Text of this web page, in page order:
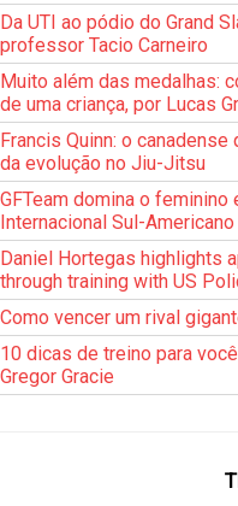
Da UTI ao pódio do Grand
professor Tacio Carneiro
Muito além das medalhas:
de uma criança, por Lucas
Francis Quinn: o
da evolução no Jiu-Jitsu
GFTeam domina o
Internacional Sul-
Daniel Hortegas highlights
through training with US
Como vencer um rival
10 dicas de treino para
Gregor Gracie